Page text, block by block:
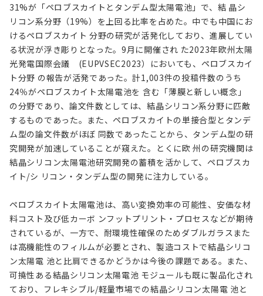
31%が「ペロブスカイトとタンデム型太陽電池」で、結 晶シ
リコン系分野（19%）を上回る比率を占めた。中でも中国にお
けるペロブスカイト 分野の研究が活発化しており、進展してい
る状況が浮き彫りとなった。9月に開催され た2023年欧州太陽
光発電国際会議 (EUPVSEC2023）においても、ペロブスカイ
ト分野 の報告が活発であった。計1,003件の投稿件数のうち
24％がペロブスカイト太陽電池を 含む「薄膜と新しい概念」
の分野であり、論文件数としては、結晶シリコン系分野に匹敵
するものであった。また、ペロブスカイトの単接合型とタンデ
ム型の論文件数がほぼ 同数であったことから、タンデム型の研
究開発が加速していることが窺えた。とくに欧 州の研究機関は
結晶シリコン太陽電池研究開発の蓄積を活かして、ペロブスカ
イト/シ リコン・タンデム型の開発に注力している。
ペロブスカイト太陽電池は、高い変換効率の可能性、安価な材
料コスト及び低カーボ ンフットプリント・プロセスなどが期待
されているが、一方で、耐環境性確保のためダブルガラスまた
は高機能性のフィルムが必要とされ、製造コストで結晶シリコ
ン太陽電 池と比肩できるかどうかは今後の課題である。また、
可撓性ある結晶シリコン太陽電池 モジュールも既に製品化され
ており、フレキシブル/軽量市場での結晶シリコン太陽電 池と